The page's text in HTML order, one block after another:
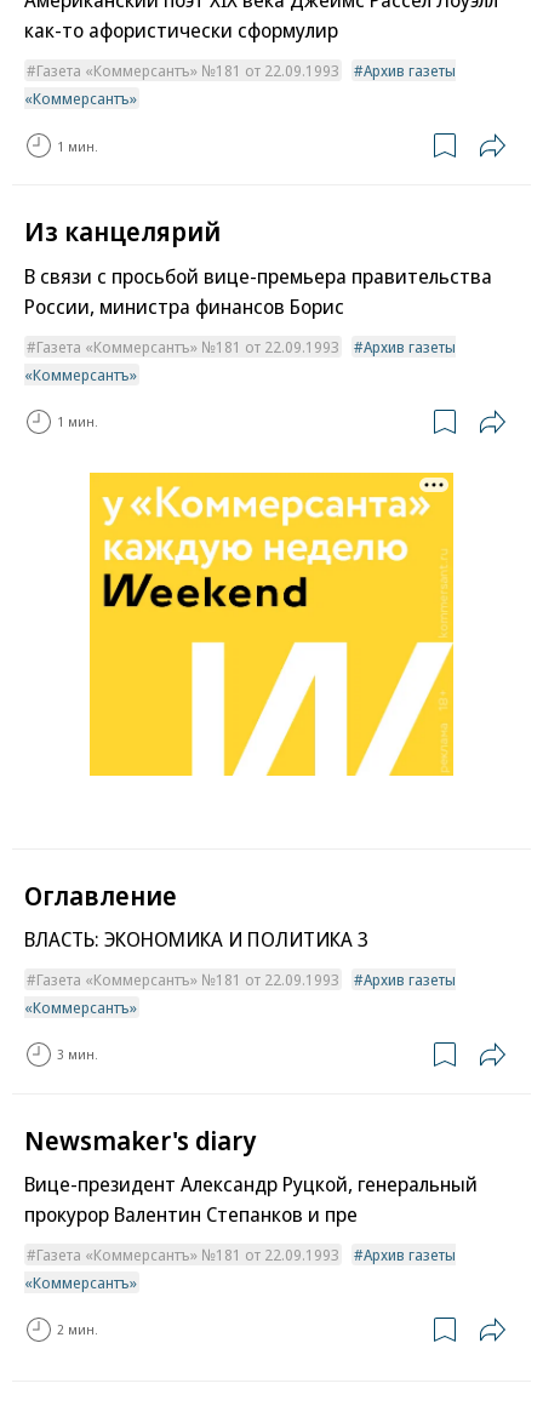
как-то афористически сформулир
Газета «Коммерсантъ» №181 от 22.09.1993
Архив газеты
«Коммерсантъ»
1 мин.
Из канцелярий
В связи с просьбой вице-премьера правительства
России, министра финансов Борис
Газета «Коммерсантъ» №181 от 22.09.1993
Архив газеты
«Коммерсантъ»
1 мин.
Оглавление
ВЛАСТЬ: ЭКОНОМИКА И ПОЛИТИКА 3
Газета «Коммерсантъ» №181 от 22.09.1993
Архив газеты
«Коммерсантъ»
3 мин.
Newsmaker's diary
Вице-президент Александр Руцкой, генеральный
прокурор Валентин Степанков и пре
Газета «Коммерсантъ» №181 от 22.09.1993
Архив газеты
«Коммерсантъ»
2 мин.